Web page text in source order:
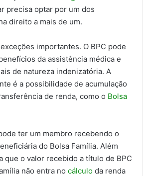
precisa optar por um dos
direito a mais de um.
importantes. O BPC pode
da assistência médica e
de natureza indenizatória. A
é a possibilidade de acumulação
de renda, como o Bolsa
ter um membro recebendo o
do Bolsa Família. Além
que o valor recebido a título de BPC
não entra no cálculo da renda